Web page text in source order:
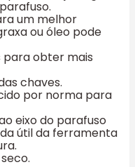
um melhor
ou óleo pode
para obter mais
chaves.
por norma para
eixo do parafuso
útil da ferramenta